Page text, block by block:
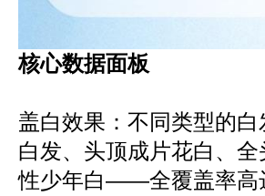
核心数据面板
盖白效果：不同类型的
白发、头顶成片花白、
性少年白——全覆盖率高